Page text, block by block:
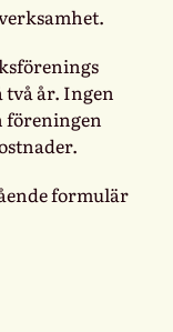
två år. Ingen
föreningen
formulär